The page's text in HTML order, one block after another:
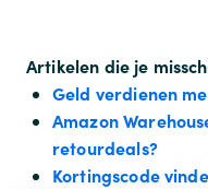
Artikelen die je
Geld verdienen
Amazon
retourdeals?
Kortingscode